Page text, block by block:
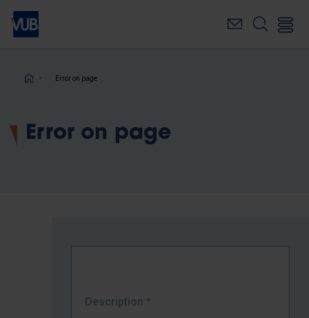
Skip
main
Breadcrumb
Error on page
Error on page
Description *